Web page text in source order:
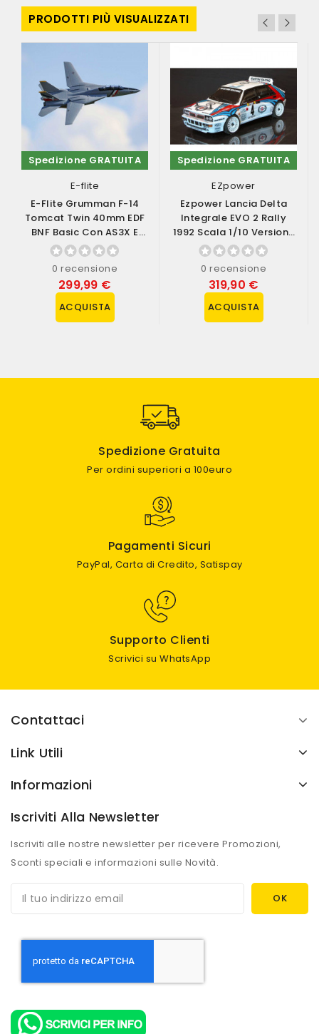
PRODOTTI PIÙ VISUALIZZATI
Spedizione GRATUITA
E-flite
E-Flite Grumman F-14
Tomcat Twin 40mm EDF
BNF Basic Con AS3X E
SAFE Select...
0 recensione
299,99 €
ACQUISTA
Spedizione GRATUITA
EZpower
Ezpower Lancia Delta
Integrale EVO 2 Rally
1992 Scala 1/10 Versione
RTR (art....
0 recensione
319,90 €
ACQUISTA
Spedizione Gratuita
Per ordini superiori a 100euro
Pagamenti Sicuri
PayPal, Carta di Credito, Satispay
Supporto Clienti
Scrivici su WhatsApp
Contattaci
Link Utili
Informazioni
Iscriviti Alla Newsletter
Iscriviti alle nostre newsletter per ricevere Promozioni,
Sconti speciali e informazioni sulle Novità.